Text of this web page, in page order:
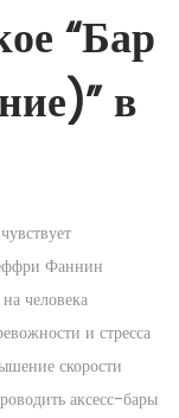
“Бар
в
Фаннин
человека
и стресса
скорости
аксесс-бары